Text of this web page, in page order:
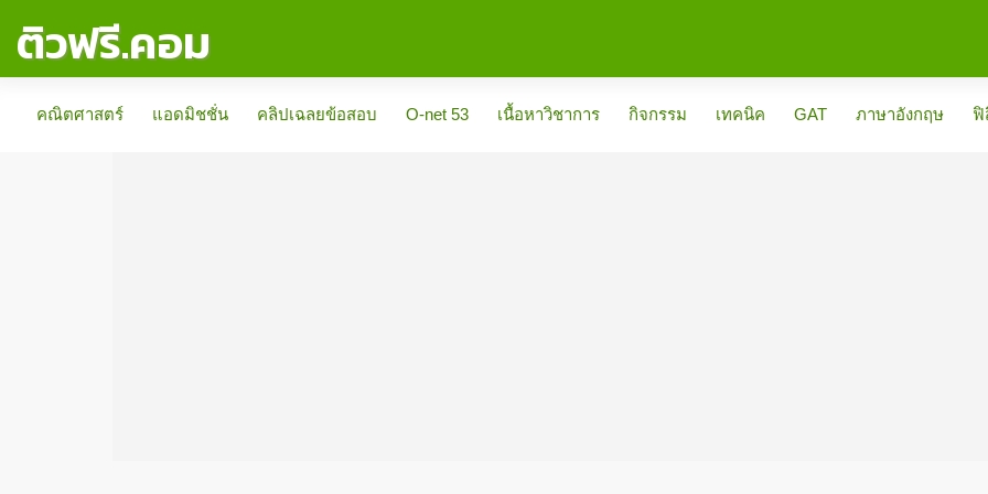
ติวฟรี.คอม
คณิตศาสตร์
แอดมิชชั่น คลิปเฉลยข้อสอบ O-net 53 เนื้อหาวิชาการ กิจกรรม เทคนิค GAT ภาษาอังกฤษ ฟิ